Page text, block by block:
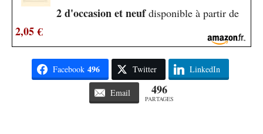
2 d'occasion et neufdisponible à partir de
2,05 €
Facebook 496 Twitter LinkedIn
Email 496
PARTAGES